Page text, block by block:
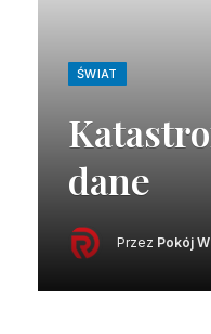
ŚWIAT
dane
Przez Pokój